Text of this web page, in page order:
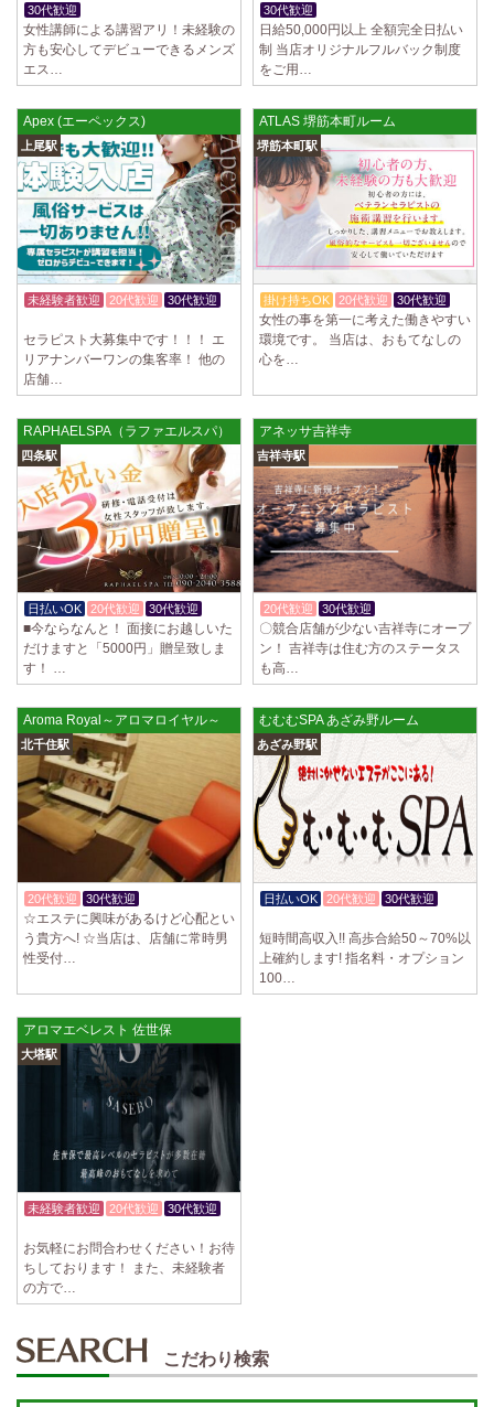
30代歓迎
女性講師による講習アリ！未経験の
方も安心してデビューできるメンズ
エス…
30代歓迎
日給50,000円以上 全額完全日払い
制 当店オリジナルフルバック制度
をご用…
Apex (エーペックス)
上尾駅
未経験者歓迎 20代歓迎
30代歓迎
セラピスト大募集中です！！！ エ
リアナンバーワンの集客率！ 他の
店舗…
ATLAS 堺筋本町ルーム
堺筋本町駅
掛け持ちOK 20代歓迎 30代歓迎
女性の事を第一に考えた働きやすい
環境です。 当店は、おもてなしの
心を…
RAPHAELSPA（ラファエルスパ）
四条駅
日払いOK 20代歓迎 30代歓迎
■今ならなんと！ 面接にお越しいた
だけますと「5000円」贈呈致しま
す！ …
アネッサ吉祥寺
吉祥寺駅
20代歓迎 30代歓迎
〇競合店舗が少ない吉祥寺にオープ
ン！ 吉祥寺は住む方のステータス
も高…
Aroma Royal～アロマロイヤル～
北千住駅
20代歓迎 30代歓迎
☆エステに興味があるけど心配とい
う貴方へ! ☆当店は、店舗に常時男
性受付…
むむむSPA あざみ野ルーム
あざみ野駅
日払いOK 20代歓迎
30代歓迎
短時間高収入!! 高歩合給50～70%以
上確約します! 指名料・オプション
100…
アロマエベレスト 佐世保
大塔駅
未経験者歓迎 20代歓迎
30代歓迎
お気軽にお問合わせください！お待
ちしております！ また、未経験者
の方で…
こだわり検索